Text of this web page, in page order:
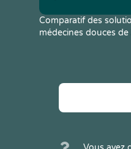
Comparatif des
médecines douces